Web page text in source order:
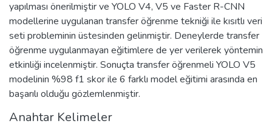
yapılması önerilmiştir ve YOLO V4, V5 ve Faster R-CNN
modellerine uygulanan transfer öğrenme tekniği ile kısıtlı veri
seti probleminin üstesinden gelinmiştir. Deneylerde transfer
öğrenme uygulanmayan eğitimlere de yer verilerek yöntemin
etkinliği incelenmiştir. Sonuçta transfer öğrenmeli YOLO V5
modelinin %98 f1 skor ile 6 farklı model eğitimi arasında en
başarılı olduğu gözlemlenmiştir.
Anahtar Kelimeler